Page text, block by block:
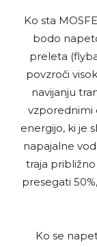
Ko sta
bodo
preleta
povzroči
navijanju
vzporednimi
energijo, ki je
napajalne
traja
presegati
Ko se